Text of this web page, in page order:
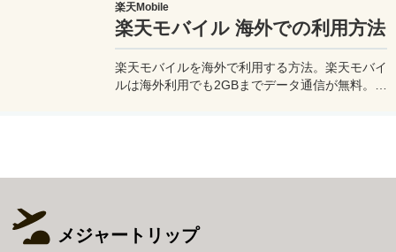
ば流星群の流れ星も撮影可能なので、iPhoneで
綺麗な星空撮影をしたいときはチャレンジしてみ
よう。
楽天Mobile
楽天モバイル 海外での利用方法
楽天モバイルを海外で利用する方法。楽天モバイ
ルは海外利用でも2GBまでデータ通信が無料。ま
メジャートリップ